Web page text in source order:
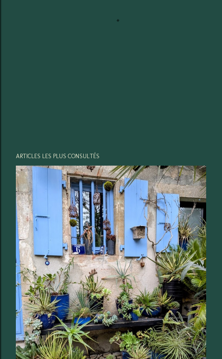
ARTICLES LES PLUS CONSULTÉS